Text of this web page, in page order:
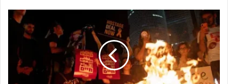
مسؤولون
إسرائيليون
يطالبون
نتنياهو
بقبول
«مقترح
بايدن»